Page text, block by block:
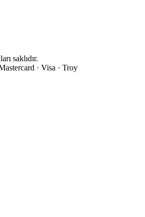
saklıdır.
· Visa · Troy